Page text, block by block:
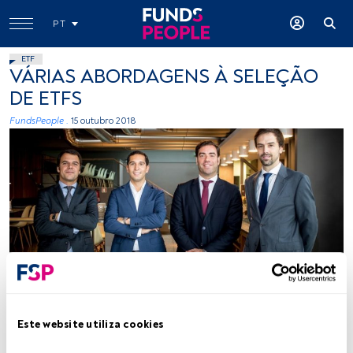
Este website utiliza cookies
PT
ETF
VÁRIAS ABORDAGENS À SELEÇÃO
DE ETFS
FundsPeople . 15 outubro 2018
-
Tempo de leitura:4 min.